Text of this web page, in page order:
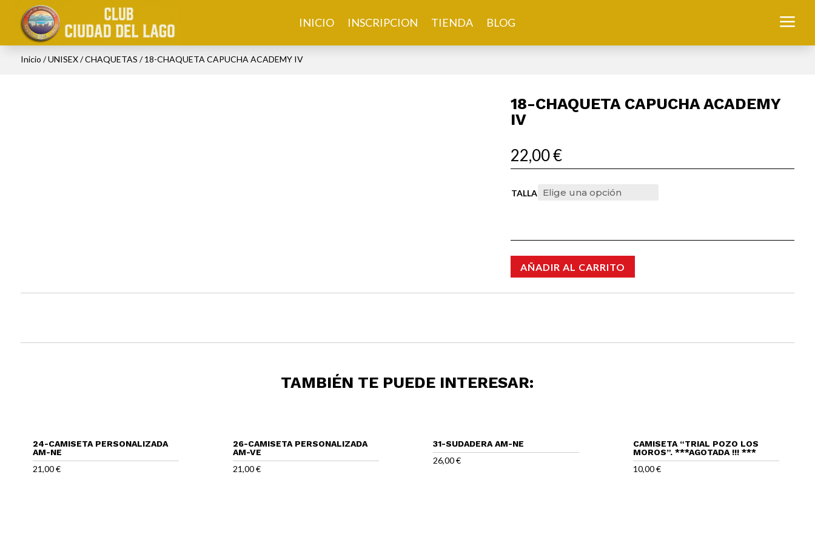
INICIO INSCRIPCION TIENDA BLOG a
Inicio /UNISEX/CHAQUETAS / 18-CHAQUETA CAPUCHA ACADEMY IV
18-CHAQUETA CAPUCHA ACADEMY
IV
22,00€
TALLA
AÑADIR AL CARRITO
TAMBIÉN TE PUEDE INTERESAR:
24-CAMISETA PERSONALIZADA
AM-NE
21,00€
26-CAMISETA PERSONALIZADA
AM-VE
21,00€
31-SUDADERA AM-NE
26,00€
CAMISETA “TRIAL POZO LOS
MOROS”. ***AGOTADA !!! ***
10,00€